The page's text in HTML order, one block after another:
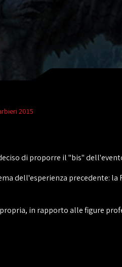
2015
di proporre il "bis"
dell'esperienza precedente: la
in rapporto alle figure